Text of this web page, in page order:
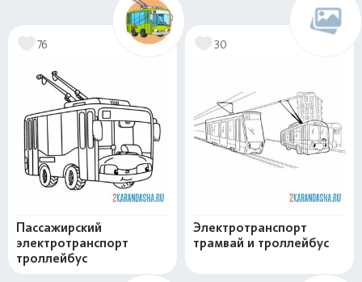
76
Пассажирский
электротранспорт
троллейбус
30
Электротранспорт
трамвай и троллейбус